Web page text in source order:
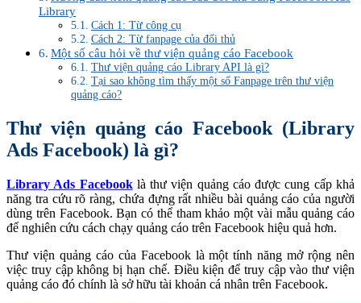
Library
Cách 1: Từ công cụ
Cách 2: Từ fanpage của đối thủ
Một số câu hỏi về thư viện quảng cáo Facebook
Thư viện quảng cáo Library API là gì?
Tại sao không tìm thấy một số Fanpage trên thư viện
quảng cáo?
Thư viện quảng cáo Facebook (Library
Ads Facebook) là gì?
Library Ads Facebooklà thư viện quảng cáo được cung cấp khả
năng tra cứu rõ ràng, chứa đựng rất nhiều bài quảng cáo của người
dùng trên Facebook. Bạn có thể tham khảo một vài mẫu quảng cáo
để nghiên cứu cách chạy quảng cáo trên Facebook hiệu quả hơn.
Thư viện quảng cáo của Facebook là một tính năng mở rộng nên
việc truy cập không bị hạn chế. Điều kiện để truy cập vào thư viện
quảng cáo đó chính là sở hữu tài khoản cá nhân trên Facebook.